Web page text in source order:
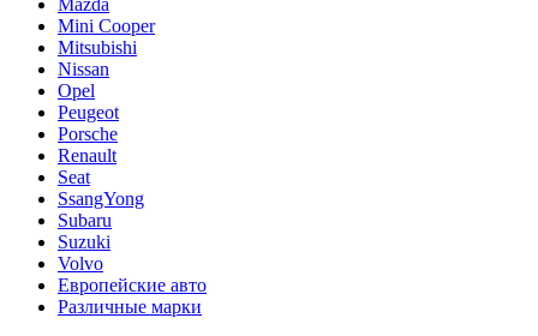
Mazda
Mini Cooper
Mitsubishi
Nissan
Opel
Peugeot
Porsche
Renault
Seat
SsangYong
Subaru
Suzuki
Volvo
Европейские авто
Различные марки